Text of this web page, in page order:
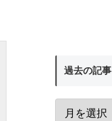
過去の記事